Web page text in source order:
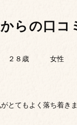
らの口コ
２８歳 女性
とてもよく落ち着きま